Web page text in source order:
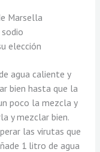
Marsella
elección
agua caliente y
bien hasta que la
poco la mezcla y
y mezclar bien.
las virutas que
1 litro de agua